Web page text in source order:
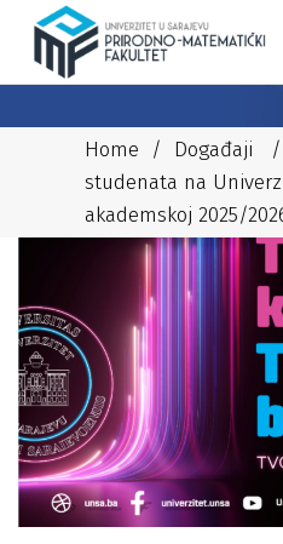
Home / Događaji /
studenata na
akademskoj 2025/